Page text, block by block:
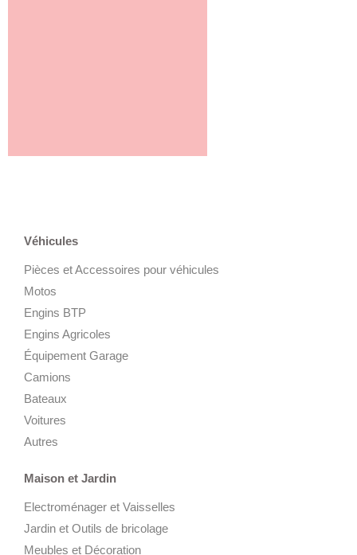
Véhicules
Pièces et Accessoires pour véhicules
Motos
Engins BTP
Engins Agricoles
Équipement Garage
Camions
Bateaux
Voitures
Autres
Maison et Jardin
Electroménager et Vaisselles
Jardin et Outils de bricolage
Meubles et Décoration